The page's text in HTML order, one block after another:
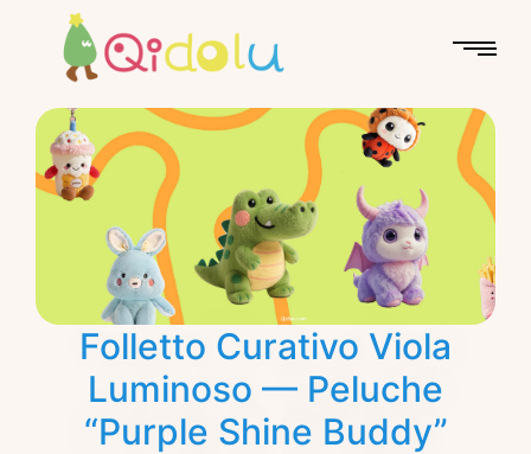
Folletto Curativo Viola
Luminoso — Peluche
“Purple Shine Buddy”